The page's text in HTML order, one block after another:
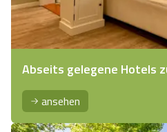
Abseits gelegene Hotels
ansehen